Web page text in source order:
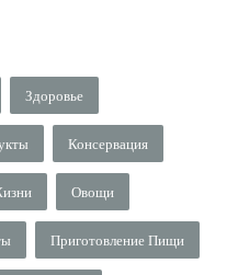
Здоровье
Консервация
Овощи
Приготовление Пищи